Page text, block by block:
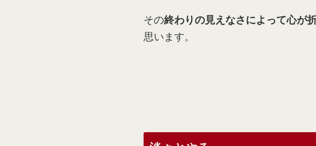
その終わりの見えなさによって心が
思います。